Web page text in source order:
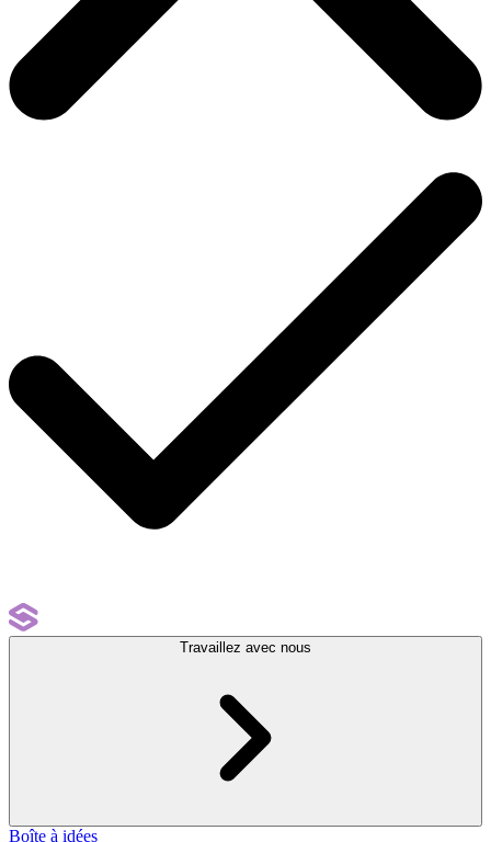
Travaillez avec nous
Boîte à idées